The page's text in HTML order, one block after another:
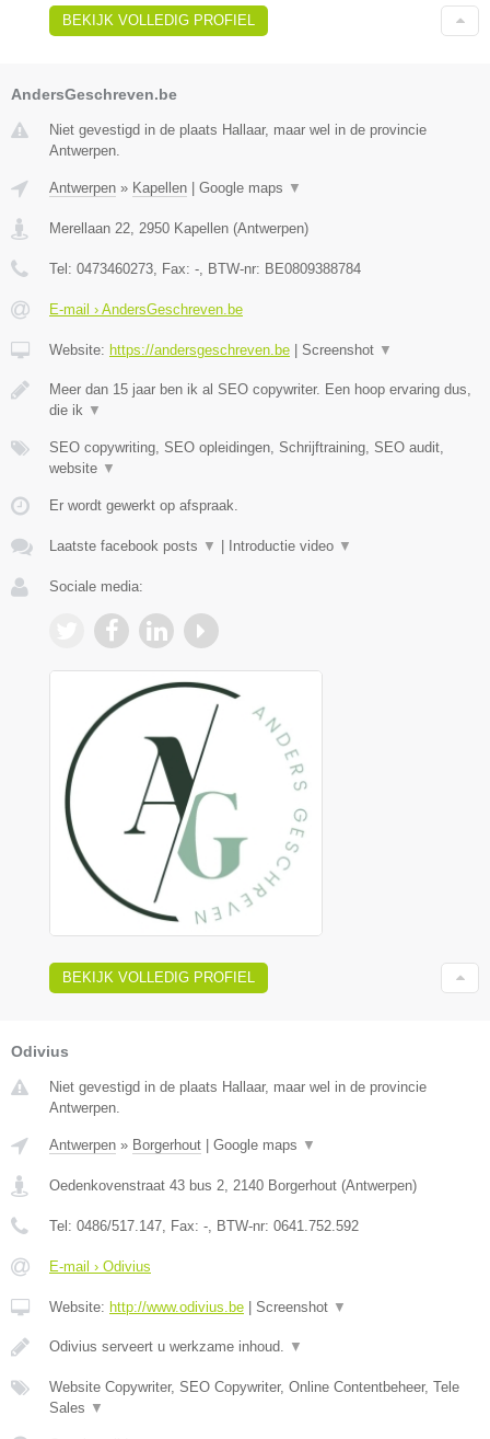
BEKIJK VOLLEDIG PROFIEL
AndersGeschreven.be
Niet gevestigd in de plaats Hallaar, maar wel in de provincie
Antwerpen.
Antwerpen » Kapellen | Google maps ▼
Merellaan 22 2950 Kapellen (Antwerpen)
Tel: 0473460273 , Fax: - , BTW-nr: BE0809388784
E-mail › AndersGeschreven.be
Website: https://andersgeschreven.be | Screenshot ▼
Meer dan 15 jaar ben ik al SEO copywriter. Een hoop ervaring dus,
die ik ▼
SEO copywriting, SEO opleidingen, Schrijftraining, SEO audit,
website ▼
Er wordt gewerkt op afspraak.
Laatste facebook posts ▼ | Introductie video ▼
Sociale media:
BEKIJK VOLLEDIG PROFIEL
Odivius
Niet gevestigd in de plaats Hallaar, maar wel in de provincie
Antwerpen.
Antwerpen » Borgerhout | Google maps ▼
Oedenkovenstraat 43 bus 2 2140 Borgerhout (Antwerpen)
Tel: 0486/517.147 , Fax: - , BTW-nr: 0641.752.592
E-mail › Odivius
Website: http://www.odivius.be | Screenshot ▼
Odivius serveert u werkzame inhoud. ▼
Website Copywriter, SEO Copywriter, Online Contentbeheer, Tele
Sales ▼